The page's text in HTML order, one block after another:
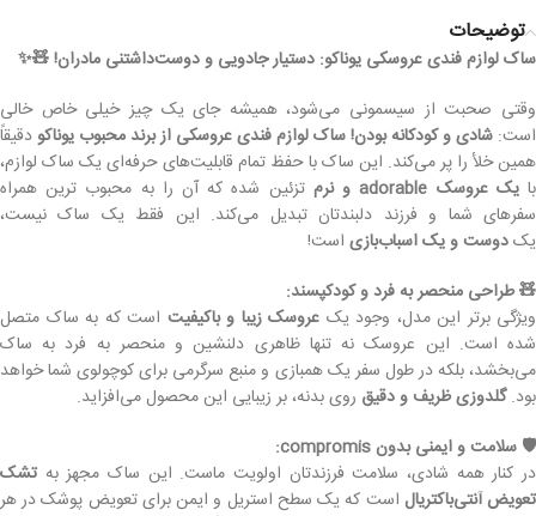
توضیحات
ساک لوازم فندی عروسکی یوناکو: دستیار جادویی و دوست‌داشتنی مادران! 🧸✨
وقتی صحبت از سیسمونی می‌شود، همیشه جای یک چیز خیلی خاص خالی
است: شادی و کودکانه بودن!ساک لوازم فندی عروسکی از برند محبوب یوناکودقیقاً
همین خلأ را پر می‌کند. این ساک با حفظ تمام قابلیت‌های حرفه‌ای یک ساک لوازم،
بایک عروسک adorable و نرم
تزئین شده که آن را به محبوب ترین همراه
سفرهای شما و فرزند دلبندتان تبدیل می‌کند. این فقط یک ساک نیست،
یکدوست و یک اسباب‌بازی است!
🧸 طراحی منحصر به فرد و کودکپسند:
ویژگی برتر این مدل، وجود یک عروسک زیبا و باکیفیت است که به ساک متصل
شده است. این عروسک نه تنها ظاهری دلنشین و منحصر به فرد به ساک
می‌بخشد، بلکه در طول سفر یک همبازی و منبع سرگرمی برای کوچولوی شما خواهد
بود.گلدوزی ظریف و دقیق روی بدنه، بر زیبایی این محصول می‌افزاید.
🛡️ سلامت و ایمنی بدون compromis:
در کنار همه شادی، سلامت فرزندتان اولویت ماست. این ساک مجهز به تشک
تعویض آنتی‌باکتریال است که یک سطح استریل و ایمن برای تعویض پوشک در هر